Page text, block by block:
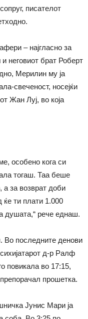
писателот
– најгласно за
неговиот брат Роберт
Мерилин му ја
свеченост, носејќи
Жан Луј, во која
особено кога си
тогаш. Таа беше
за возврат доби
ти плати 1.000
душата,“ рече еднаш.
последните денови
д-р Ралф
повикала во 17:15,
прошетка.
Јунис Мари ја